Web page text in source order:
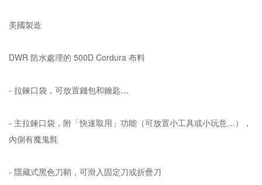
美國製造
DWR 防水處理的 500D Cordura 布料
- 拉鍊口袋，可放置錢包和鑰匙…
- 主拉鍊口袋，附「快速取用」功能（可放置小工具或小玩意…），
內側有魔鬼氈
- 隱藏式黑色刀鞘，可滑入固定刀或折疊刀